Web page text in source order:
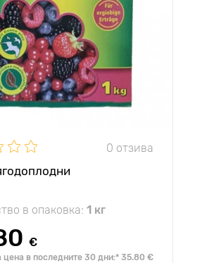
0 отзива
в опаковка: 1 кг
€
цена в последните 30 дни:* 35.80 €